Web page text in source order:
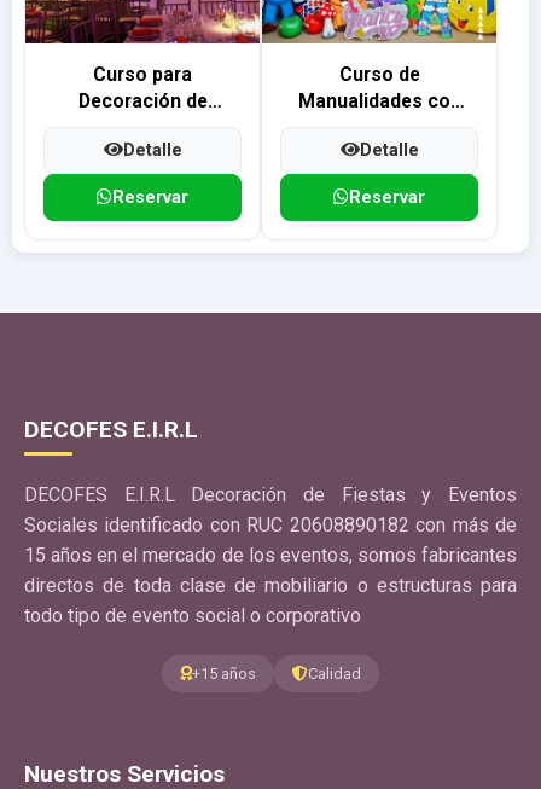
Curso para
Decoración de
Detalle
Reservar
Curso de
Manualidades con
Unicel
Detalle
Reservar
DECOFES E.I.R.L
DECOFES E.I.R.L Decoración de Fiestas y Eventos
Sociales identificado con RUC 20608890182 con más de
15 años en el mercado de los eventos, somos fabricantes
directos de toda clase de mobiliario o estructuras para
todo tipo de evento social o corporativo
+15 años Calidad
Nuestros Servicios